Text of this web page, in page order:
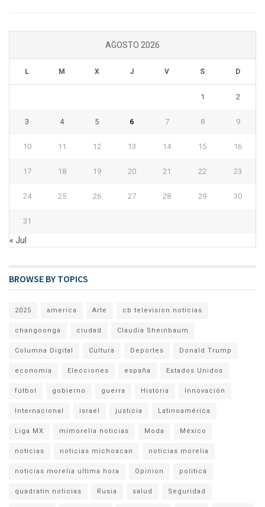
AGOSTO 2026
L M X J V S D
1 2
3 4 5 6 7 8 9
10 11 12 13 14 15 16
17 18 19 20 21 22 23
24 25 26 27 28 29 30
31
« Jul
BROWSE BY TOPICS
2025 america Arte cb television noticias
changoonga ciudad Claudia Sheinbaum
Columna Digital Cultura Deportes Donald Trump
economia Elecciones españa Estados Unidos
fútbol gobierno guerra Historia Innovación
Internacional israel justicia Latinoamérica
Liga MX mimorelia noticias Moda México
noticias noticias michoacan noticias morelia
noticias morelia ultima hora Opinion politica
quadratin noticias Rusia salud Seguridad